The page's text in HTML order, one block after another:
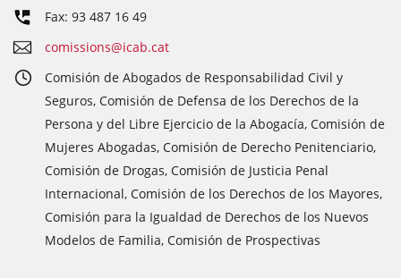
Fax: 93 487 16 49
comissions@icab.cat
Comisión de Abogados de Responsabilidad Civil y
Seguros, Comisión de Defensa de los Derechos de la
Persona y del Libre Ejercicio de la Abogacía, Comisión de
Mujeres Abogadas, Comisión de Derecho Penitenciario,
Comisión de Drogas, Comisión de Justicia Penal
Internacional, Comisión de los Derechos de los Mayores,
Comisión para la Igualdad de Derechos de los Nuevos
Modelos de Familia, Comisión de Prospectivas